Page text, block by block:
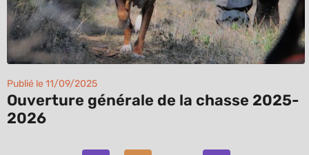
Publié le 11/09/2025
Ouverture générale de la chasse 2025-
2026